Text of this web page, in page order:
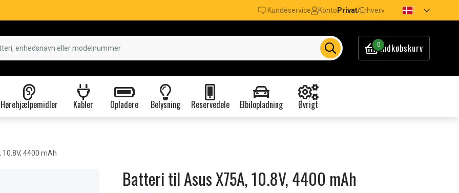
Kundeservice Konto Privat/Erhverv
0Indkøbskurv
Hørehjælpemidler Kabler Opladere Belysning Reservedele Elbilopladning Øvrigt
10.8V, 4400 mAh
Batteri til Asus X75A, 10.8V, 4400 mAh